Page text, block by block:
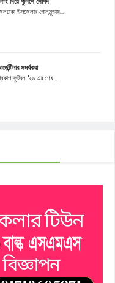
উপজেলার গোলমুন্ডায়...
সমর্থকরা
ফুটবল '২৬ এর শেষ...